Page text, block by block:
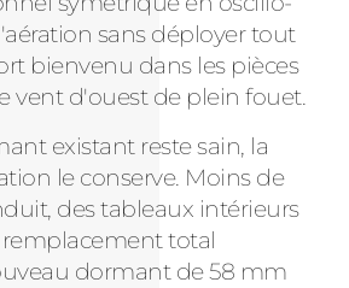
sans déployer tout
bienvenu dans les pièces
vent d'ouest de plein fouet.
existant reste sain, la
le conserve. Moins de
des tableaux intérieurs
remplacement total
dormant de 58 mm